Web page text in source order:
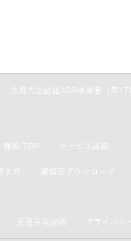
法務大臣認証ADR事業者（ 第
離婚 TOP ​サービス詳細
き方 離婚届ダウンロード
​重要事項説明 プライバシ